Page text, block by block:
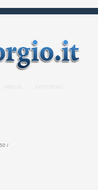
/